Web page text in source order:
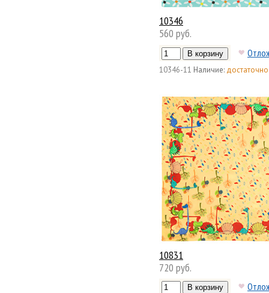
10346
560 руб.
10346-11 Наличие: достаточно
10831
720 руб.